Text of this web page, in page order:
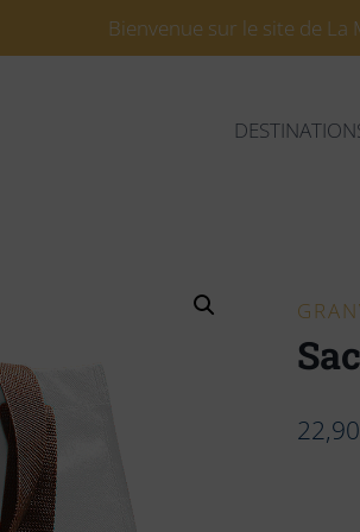
Bienvenue sur le site de La
22,90